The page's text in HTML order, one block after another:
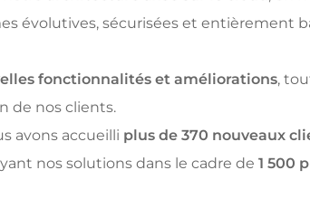
évolutives, sécurisées et entièrement
fonctionnalités et améliorations,
de nos clients.
avons accueilli plus de 370 nouveaux
nos solutions dans le cadre de1 500